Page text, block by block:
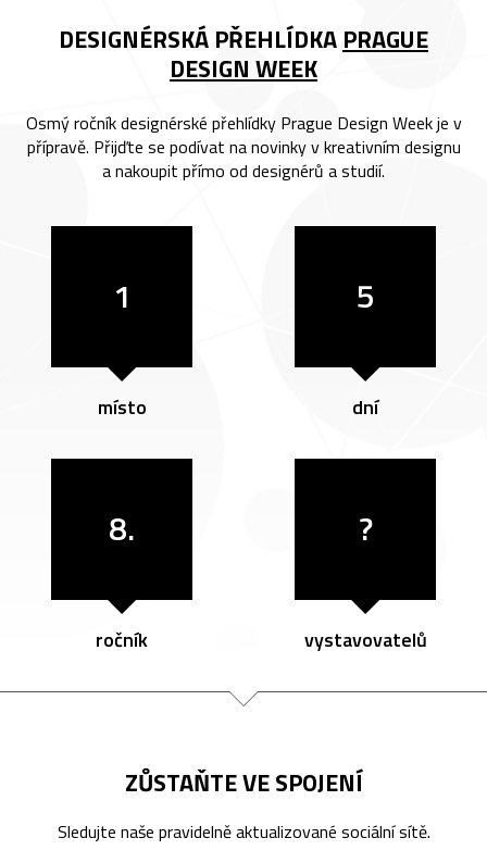
DESIGNÉRSKÁ PŘEHLÍDKA PRAGUE
DESIGN WEEK
Osmý ročník designérské přehlídky Prague Design Week je v
přípravě. Přijďte se podívat na novinky v kreativním designu
a nakoupit přímo od designérů a studií.
1
místo
5
dní
8.
ročník
?
vystavovatelů
ZŮSTAŇTE VE SPOJENÍ
Sledujte naše pravidelně aktualizované sociální sítě.